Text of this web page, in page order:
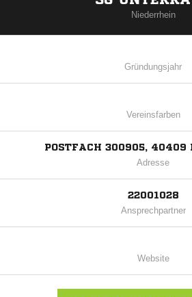
Niederrhein
Gründungsjahr
Vereinsfarben
POSTFACH 300905, 40409
Adresse
22001028
Ansprechpartner
Website